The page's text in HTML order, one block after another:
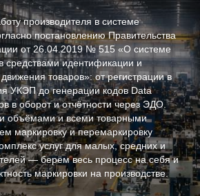
производителя в системе
постановлению Правительства
от 26.04.2019 № 515 «О системе
средствами идентификации и
товаров»: от регистрации в
УКЭП до генерации кодов Data
в оборот и отчётности через ЭДО.
объёмами и всеми товарными
маркировку и перемаркировку
услуг для малых, средних и
— берём весь процесс на себя и
маркировки на производстве.